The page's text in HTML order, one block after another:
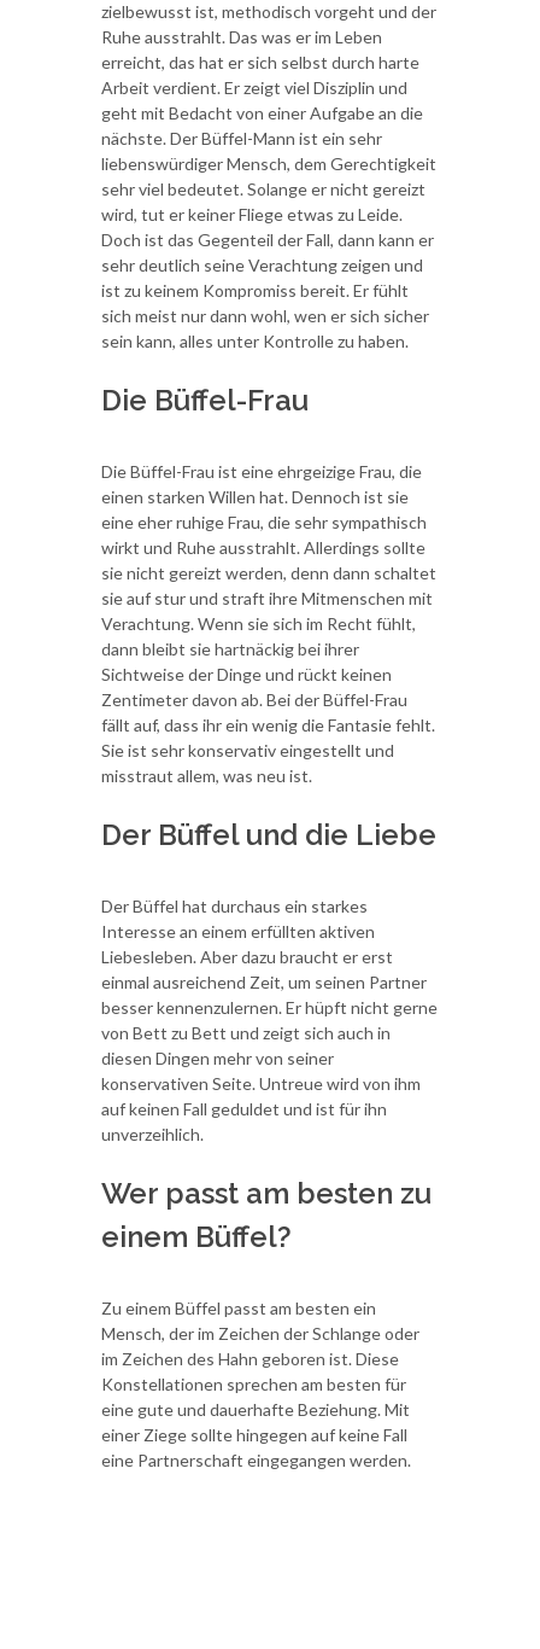
zielbewusst ist, methodisch vorgeht und der
Ruhe ausstrahlt. Das was er im Leben
erreicht, das hat er sich selbst durch harte
Arbeit verdient. Er zeigt viel Disziplin und
geht mit Bedacht von einer Aufgabe an die
nächste. Der Büffel-Mann ist ein sehr
liebenswürdiger Mensch, dem Gerechtigkeit
sehr viel bedeutet. Solange er nicht gereizt
wird, tut er keiner Fliege etwas zu Leide.
Doch ist das Gegenteil der Fall, dann kann er
sehr deutlich seine Verachtung zeigen und
ist zu keinem Kompromiss bereit. Er fühlt
sich meist nur dann wohl, wen er sich sicher
sein kann, alles unter Kontrolle zu haben.
Die Büffel-Frau
Die Büffel-Frau ist eine ehrgeizige Frau, die
einen starken Willen hat. Dennoch ist sie
eine eher ruhige Frau, die sehr sympathisch
wirkt und Ruhe ausstrahlt. Allerdings sollte
sie nicht gereizt werden, denn dann schaltet
sie auf stur und straft ihre Mitmenschen mit
Verachtung. Wenn sie sich im Recht fühlt,
dann bleibt sie hartnäckig bei ihrer
Sichtweise der Dinge und rückt keinen
Zentimeter davon ab. Bei der Büffel-Frau
fällt auf, dass ihr ein wenig die Fantasie fehlt.
Sie ist sehr konservativ eingestellt und
misstraut allem, was neu ist.
Der Büffel und die Liebe
Der Büffel hat durchaus ein starkes
Interesse an einem erfüllten aktiven
Liebesleben. Aber dazu braucht er erst
einmal ausreichend Zeit, um seinen Partner
besser kennenzulernen. Er hüpft nicht gerne
von Bett zu Bett und zeigt sich auch in
diesen Dingen mehr von seiner
konservativen Seite. Untreue wird von ihm
auf keinen Fall geduldet und ist für ihn
unverzeihlich.
Wer passt am besten zu
einem Büffel?
Zu einem Büffel passt am besten ein
Mensch, der im Zeichen der Schlange oder
im Zeichen des Hahn geboren ist. Diese
Konstellationen sprechen am besten für
eine gute und dauerhafte Beziehung. Mit
einer Ziege sollte hingegen auf keine Fall
eine Partnerschaft eingegangen werden.